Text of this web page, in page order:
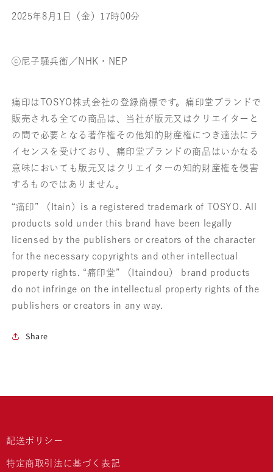
プ
ン
鬼・
丸
の
数
を
減
プ
ン
鬼・
丸
の
数
量
を
増
2025年8月1日（金）17時00分
ⓒ尼子騒兵衛／NHK・NEP
痛印はTOSYO株式会社の登録商標です。痛印堂ブランドで
販売される全ての商品は、当社が版元又はクリエイターと
の間で必要となる著作権その他知的財産権につき適法にラ
イセンスを受けており、痛印堂ブランドの商品はいかなる
意味においても版元又はクリエイターの知的財産権を侵害
するものではありません。
“痛印” （Itain）is a registered trademark of TOSYO. All
products sold under this brand have been legally
licensed by the publishers or creators of the character
for the necessary copyrights and other intellectual
property rights. “痛印堂” （Itaindou） brand products
do not infringe on the intellectual property rights of the
publishers or creators in any way.
Share
配送ポリシー
特定商取引法に基づく表記